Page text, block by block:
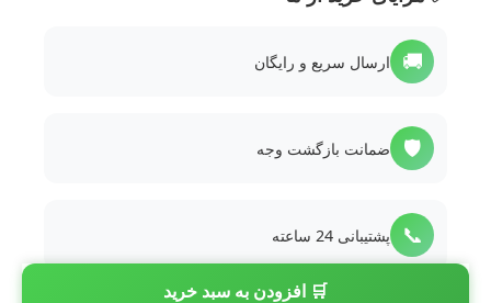
🛒 افزودن به سبد خرید
🚚 ارسال سریع و رایگان
🛡️ ضمانت بازگشت وجه
📞 پشتیبانی 24 ساعته